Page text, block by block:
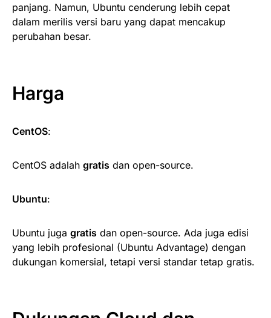
panjang. Namun, Ubuntu cenderung lebih cepat
dalam merilis versi baru yang dapat mencakup
perubahan besar.
Harga
CentOS:
CentOS adalah gratis dan open-source.
Ubuntu:
Ubuntu juga gratis dan open-source. Ada juga edisi
yang lebih profesional (Ubuntu Advantage) dengan
dukungan komersial, tetapi versi standar tetap gratis.